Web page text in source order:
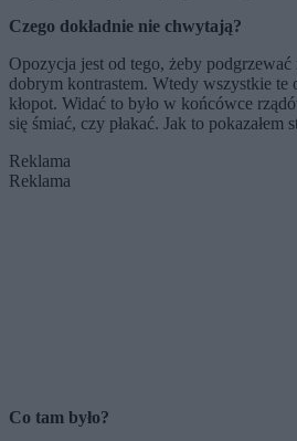
Czego dokładnie nie chwytają?
Opozycja jest od tego, żeby
dobrym kontrastem. Wtedy wszystkie te
kłopot. Widać to było w końcówce
się śmiać, czy płakać. Jak to
Reklama
Reklama
Co tam było?